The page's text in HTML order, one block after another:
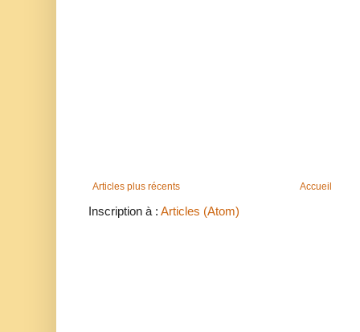
Articles plus récents Accueil
Inscription à : Articles (Atom)